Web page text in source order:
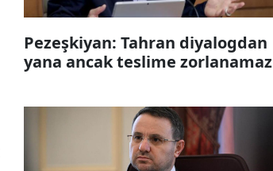
Pezeşkiyan: Tahran diyalogdan
yana ancak teslime zorlanamaz